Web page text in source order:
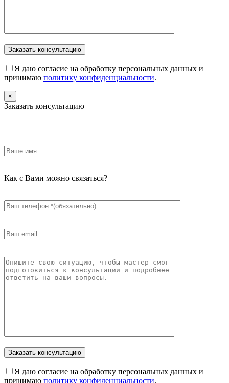
Я даю согласие на обработку персональных данных и
принимаю политику конфиденциальности.
×
Заказать консультацию
Как с Вами можно связаться?
Я даю согласие на обработку персональных данных и
принимаю политику конфиденциальности.